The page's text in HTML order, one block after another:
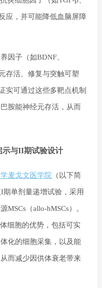
应，并可能降低血脑屏障
因子（如BDNF、
存活、修复与突触可塑
实可通过这些多靶点机制
胺能神经元存活，从而
示与II期试验设计
麦戈文医学院 （以下简
期单剂量递增试验，采用
MSCs（allo-hMSCs）。
细胞的优势，包括可实
化的细胞采集，以及能
而减少因供体衰老带来